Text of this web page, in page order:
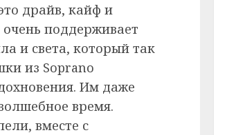
драйв, кайф и
поддерживает
и света, который так
из Soprano
Им даже
время.
вместе с